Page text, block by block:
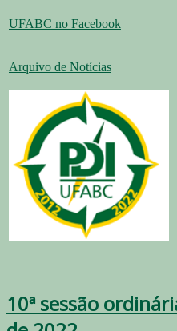
UFABC no Facebook
Arquivo de Notícias
10ª sessão